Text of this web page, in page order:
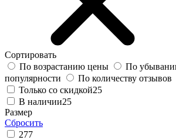
Сортировать
По возрастанию цены
По
популярности
По количеству отзывов
Только со скидкой25
В наличии25
Размер
Сбросить
277